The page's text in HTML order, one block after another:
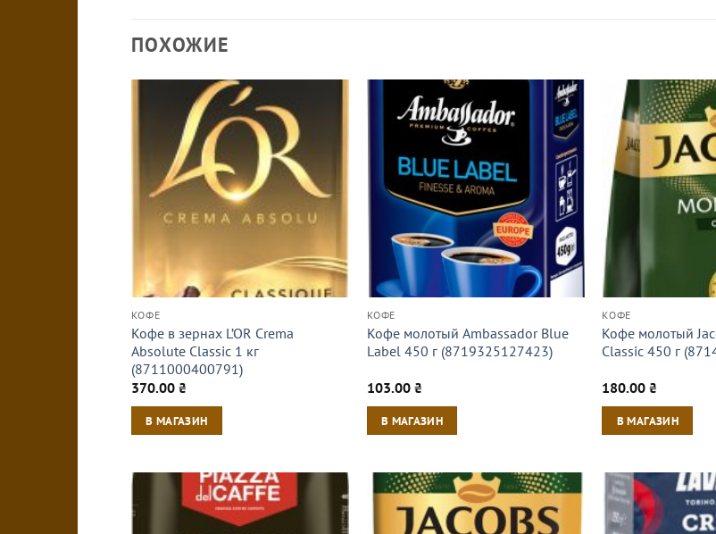
ПОХОЖИЕ
КОФЕ
Кофе в зернах L’OR Crema
Absolute Classic 1 кг
(8711000400791)
370.00 ₴
В МАГАЗИН
КОФЕ
Кофе молотый Ambassador Blue
Label 450 г (8719325127423)
103.00 ₴
В МАГАЗИН
КОФЕ
Кофе молотый
Classic 450 г
180.00₴
В МАГАЗИН